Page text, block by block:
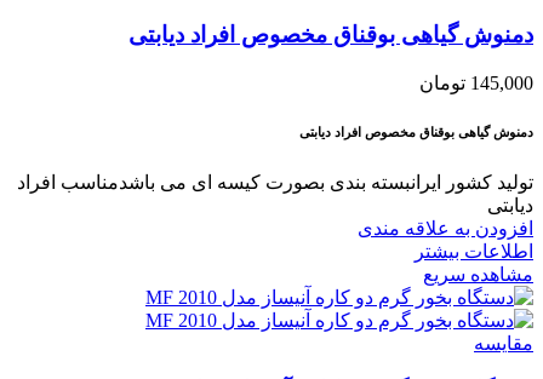
دمنوش گیاهی بوقناق مخصوص افراد دیابتی
145,000 تومان
دمنوش گیاهی بوقناق مخصوص افراد دیابتی
تولید کشور ایرانبسته بندی بصورت کیسه ای می باشدمناسب افراد
دیابتی
افزودن به علاقه مندی
اطلاعات بیشتر
مشاهده سریع
مقایسه